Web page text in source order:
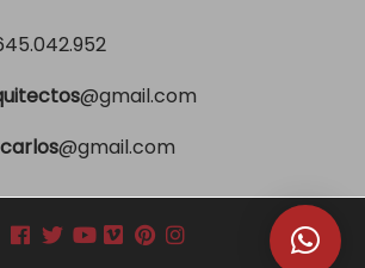
@gmail.com
carlos@gmail.com